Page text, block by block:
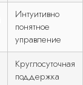
Интуитивно
понятное
управление
Круглосуточная
поддержка